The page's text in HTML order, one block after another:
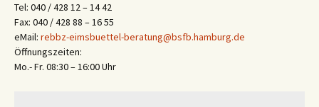
Tel: 040 / 428 12 – 14 42
Fax: 040 / 428 88 – 16 55
eMail: rebbz-eimsbuettel-beratung@bsfb.hamburg.de
Öffnungszeiten:
Mo.- Fr. 08:30 – 16:00 Uhr